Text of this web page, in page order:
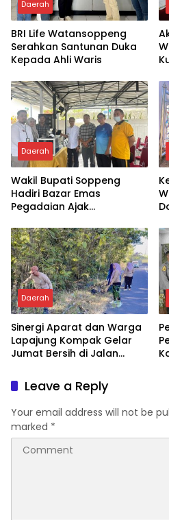
Daerah
BRI Life Watansoppeng
Serahkan Santunan Duka
Kepada Ahli Waris
Daerah
Wakil Bupati Soppeng
Hadiri Bazar Emas
Pegadaian Ajak
Daerah
Sinergi Aparat dan Warga
Lapajung Kompak Gelar
Jumat Bersih di Jalan
Leave a Reply
Your email address will not be
marked *